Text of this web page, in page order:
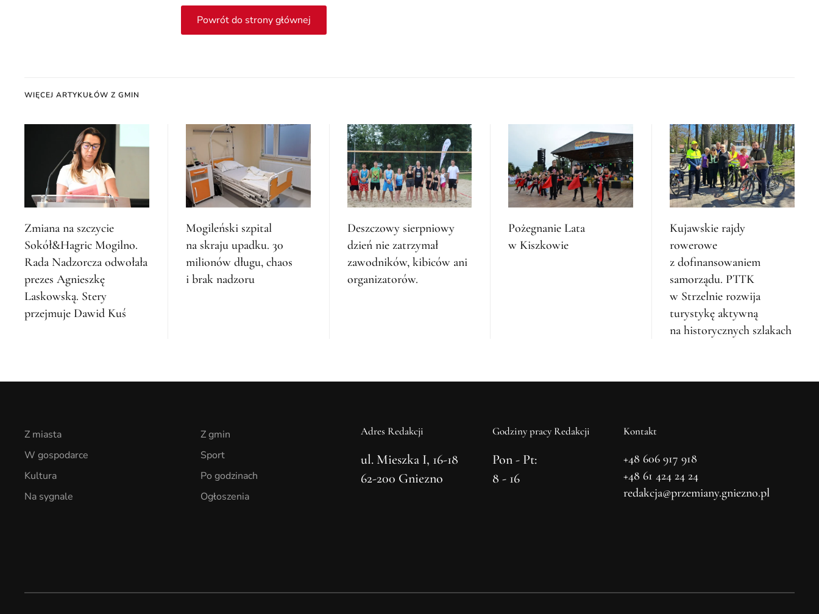
Powrót do strony głównej
WIĘCEJ ARTYKUŁÓW Z GMIN
Zmiana na szczycie
Sokół&Hagric Mogilno.
Rada Nadzorcza odwołała
prezes Agnieszkę
Laskowską. Stery
przejmuje Dawid Kuś
Mogileński szpital
na skraju upadku. 30
milionów długu, chaos
i brak nadzoru
Deszczowy sierpniowy
dzień nie zatrzymał
zawodników, kibiców ani
organizatorów.
Pożegnanie Lata
w Kiszkowie
Kujawskie rajdy
rowerowe
z dofinansowaniem
samorządu. PTTK
w Strzelnie rozwija
turystykę aktywną
na historycznych szlakach
Z miasta
W gospodarce
Kultura
Na sygnale
Z gmin
Sport
Po godzinach
Ogłoszenia
Adres Redakcji
ul. Mieszka I, 16-18
62-200 Gniezno
Godziny pracy Redakcji
Pon - Pt:
8 - 16
Kontakt
+48 606 917 918
+48 61 424 24 24
redakcja@przemiany.gniezno.pl